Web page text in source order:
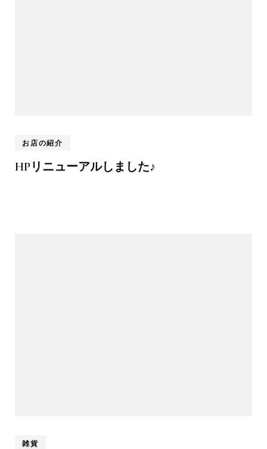
お店の紹介
HPリニューアルしました♪
雑貨